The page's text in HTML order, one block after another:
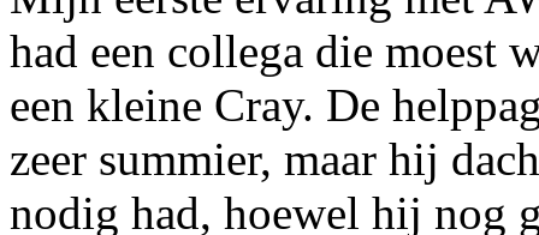
had een collega die moest
een kleine Cray. De
zeer summier, maar hij
nodig had, hoewel hij nog